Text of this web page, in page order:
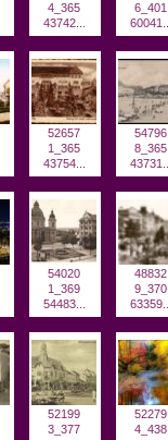
4_365
43742...
6_401
60041...
52657
1_365
43754...
54796
8_365
43731...
54020
1_369
54483...
48832
9_370
63359...
52199
3_377
52279
4_438